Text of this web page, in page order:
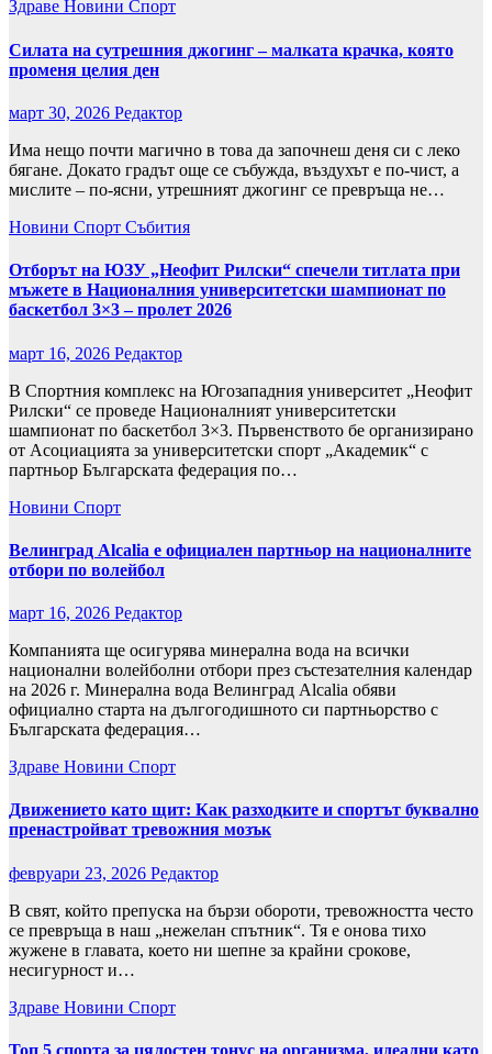
Здраве Новини Спорт
Силата на сутрешния джогинг – малката крачка, която
променя целия ден
март 30, 2026 Редактор
Има нещо почти магично в това да започнеш деня си с леко
бягане. Докато градът още се събужда, въздухът е по-чист, а
мислите – по-ясни, утрешният джогинг се превръща не…
Новини Спорт Събития
Отборът на ЮЗУ „Неофит Рилски“ спечели титлата при
мъжете в Националния университетски шампионат по
баскетбол 3×3 – пролет 2026
март 16, 2026 Редактор
В Спортния комплекс на Югозападния университет „Неофит
Рилски“ се проведе Националният университетски
шампионат по баскетбол 3×3. Първенството бе организирано
от Асоциацията за университетски спорт „Академик“ с
партньор Българската федерация по…
Новини Спорт
Велинград Alcalia е официален партньор на националните
отбори по волейбол
март 16, 2026 Редактор
Компанията ще осигурява минерална вода на всички
национални волейболни отбори през състезателния календар
на 2026 г. Минерална вода Велинград Alcalia обяви
официално старта на дългогодишното си партньорство с
Българската федерация…
Здраве Новини Спорт
Движението като щит: Как разходките и спортът буквално
пренастройват тревожния мозък
февруари 23, 2026 Редактор
​В свят, който препуска на бързи обороти, тревожността често
се превръща в наш „нежелан спътник“. Тя е онова тихо
жужене в главата, което ни шепне за крайни срокове,
несигурност и…
Здраве Новини Спорт
Топ 5 спорта за цялостен тонус на организма, идеални като